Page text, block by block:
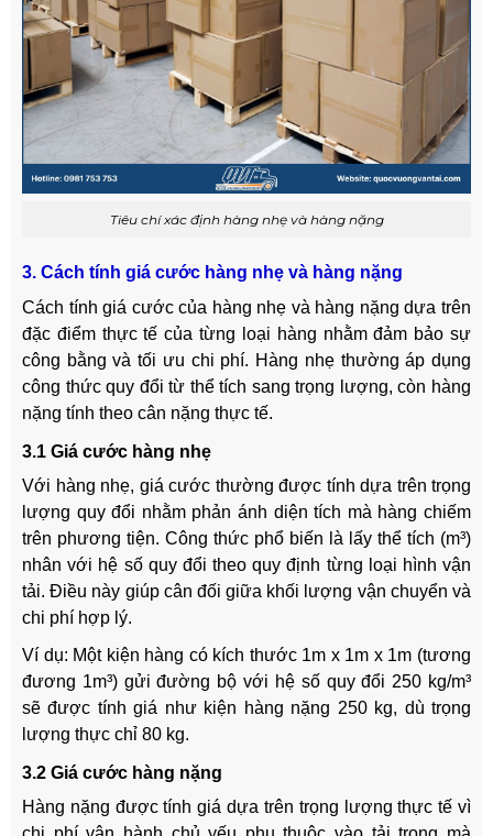
Tiêu chí xác định hàng nhẹ và hàng nặng
3. Cách tính giá cước hàng nhẹ và hàng nặng
Cách tính giá cước của hàng nhẹ và hàng nặng dựa trên
đặc điểm thực tế của từng loại hàng nhằm đảm bảo sự
công bằng và tối ưu chi phí. Hàng nhẹ thường áp dụng
công thức quy đổi từ thể tích sang trọng lượng, còn hàng
nặng tính theo cân nặng thực tế.
3.1 Giá cước hàng nhẹ
Với hàng nhẹ, giá cước thường được tính dựa trên trọng
lượng quy đổi nhằm phản ánh diện tích mà hàng chiếm
trên phương tiện. Công thức phổ biến là lấy thể tích (m³)
nhân với hệ số quy đổi theo quy định từng loại hình vận
tải. Điều này giúp cân đối giữa khối lượng vận chuyển và
chi phí hợp lý.
Ví dụ: Một kiện hàng có kích thước 1m x 1m x 1m (tương
đương 1m³) gửi đường bộ với hệ số quy đổi 250 kg/m³
sẽ được tính giá như kiện hàng nặng 250 kg, dù trọng
lượng thực chỉ 80 kg.
3.2 Giá cước hàng nặng
Hàng nặng được tính giá dựa trên trọng lượng thực tế vì